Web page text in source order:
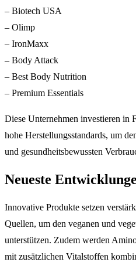
– Biotech USA
– Olimp
– IronMaxx
– Body Attack
– Best Body Nutrition
– Premium Essentials
Diese Unternehmen investieren in
hohe Herstellungsstandards, um
und gesundheitsbewussten
Neueste
Innovative Produkte setzen
Quellen, um den veganen und
unterstützen. Zudem werden
mit zusätzlichen Vitalstoffen